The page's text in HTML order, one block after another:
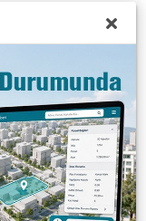
sizinle devam
bizden sonra
bağları da
teşekkür
hakkında
“Burada